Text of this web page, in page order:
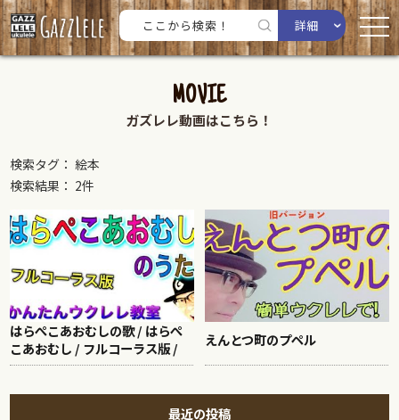
詳細
MOVIE
ガズレレ動画はこちら！
検索タグ： 絵本
検索結果： 2件
はらぺこあおむしの歌 / はらぺ
こあおむし / フルコーラス版 /
えんとつ町のプペル
最近の投稿